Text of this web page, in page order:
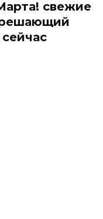
свежие
решающий